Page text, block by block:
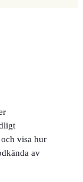
visa hur
av